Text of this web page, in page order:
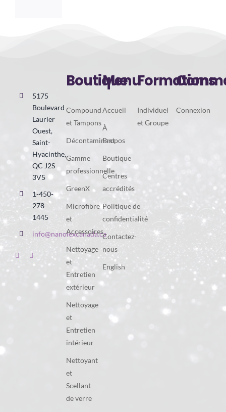
5175
Boulevard
Laurier
Ouest,
Saint-
Hyacinthe,
QC J2S
3V5
1-450-
278-
1445
info@nanolexcanada.ca
Boutique
Compound
et Tampons
Décontaminant
Gamme
professionnelle
GreenX
Microfibre
et
Accessoires
Nettoyage
et
Entretien
extérieur
Nettoyage
et
Entretien
intérieur
Nettoyant
et
Scellant
de verre
Menu
Accueil
À
Propos
Boutique
Centres
accrédités
Politique de
confidentialité
Contactez-
nous
English
Formations
Individuel
et Groupe
Connexion